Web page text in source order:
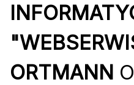
ORTMANN